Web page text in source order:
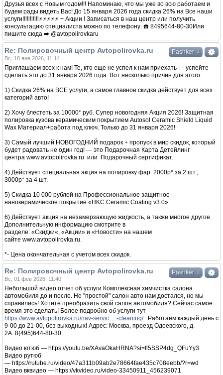
Друзья всех с Новым годом!!! Напоминаю, что мы уже во всю работаем и
будем рады видеть Вас! До 15 января 2026 года скидка 26% на Все наши
услуги!‼️‼️‼️‼️‼️⚡️⚡️⚡️⚡️⚡️ + Акции ! Записаться в наш центр или получить
консультацию специалиста можно по телефону: ☎️ 8495644-80-30Или
пишите сюда ➡️ @avtopolirovkaru
Pashker ↓
Re: Полировочный центр Avtopolirovka.ru
Вс, 18 янв 2026, 11:14
Приглашаем всех к нам! Те, кто еще не успел к нам приехать — успейте
сделать это до 31 января 2026 года. Вот несколько причин для этого:
1) Скидка 26% на ВСЕ услуги, а самое главное скидка действует для всех
категорий авто!
2) Хочу блестеть за 10000* руб. Супер новогодняя Акция 2026! Защитная
полировка кузова керамическим покрытием Autosol Ceramic Shield Liquid
Wax Материал+работа под ключ. Только до 31 января 2026!
3) Самый лучший НОВОГОДНИЙ подарок + пропуск в мир скидок, который
будет радовать не один год! — это Подарочная Карта Детейлинг
центра www.avtopolirovka.ru или Подарочный сертификат.
4) Действует специальная акция на полировку фар. 2000р* за 2 шт.,
3000р* за 4 шт.
5) Скидка 10 000 рублей на Профессиональное защитное
нанокерамическое покрытие «HKC Ceramic Coating v3.0»
6) Действует акция на незамерзающую жидкость, а также многое другое.
Дополнительную информацию смотрите в
разделе: «Скидки«, «Акции» и «Новости» на нашем
сайте www.avtopolirovka.ru.
*- Цена окончательная с учетом всех скидок.
Pashker ↓
Re: Полировочный центр Avtopolirovka.ru
Вс, 01 фев 2026, 11:40
Небольшой видео отчет об услуги Комплексная химчистка салона
автомобиля до и после. Не "простой" салон авто нам достался, но мы
справились! Хотите преобразить свой салон автомобиля? Сейчас самое
время это сделать! Более подробно об услуги тут -
https://www.avtopolirovka.ru/nav-servic ... -cleaning/Работаем каждый день с
9-00 до 21-00, без выходных! Адрес: Москва, проезд Одоевского, д.
2А 8(495)644-80-30
Видео ютюб — https://youtu.be/XAvaOkaHRNA?si=fl5SSP4dg_QFuYy3
Видео рутюб
— https://rutube.ru/video/47a311b09ab2e78664fae435c708eebb/?r=wd
Видео вквидео — https://vkvideo.ru/video-33450911_456239071